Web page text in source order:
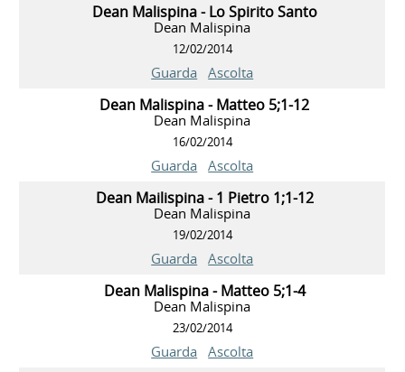
Dean Malispina - Lo Spirito Santo
Dean Malispina
12/02/2014
Guarda Ascolta
Dean Malispina - Matteo 5;1-12
Dean Malispina
16/02/2014
Guarda Ascolta
Dean Mailispina - 1 Pietro 1;1-12
Dean Malispina
19/02/2014
Guarda Ascolta
Dean Malispina - Matteo 5;1-4
Dean Malispina
23/02/2014
Guarda Ascolta